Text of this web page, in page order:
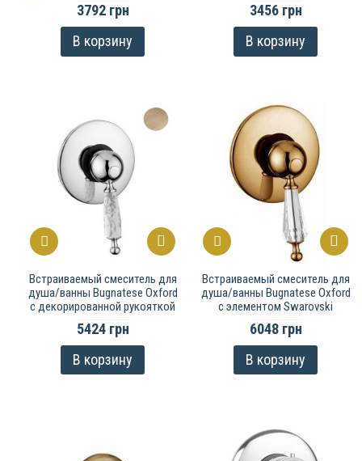
3792 грн
В корзину
3456 грн
В корзину
Встраиваемый смеситель для
душа/ванны Bugnatese Oxford
с декорированной рукояткой
5424 грн
В корзину
Встраиваемый смеситель для
душа/ванны Bugnatese Oxford
с элементом Swarovski
6048 грн
В корзину